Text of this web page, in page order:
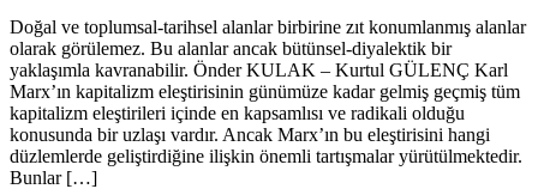
Doğal ve toplumsal-tarihsel alanlar birbirine zıt konumlanmış alanlar
olarak görülemez. Bu alanlar ancak bütünsel-diyalektik bir
yaklaşımla kavranabilir. Önder KULAK – Kurtul GÜLENÇ Karl
Marx’ın kapitalizm eleştirisinin günümüze kadar gelmiş geçmiş tüm
kapitalizm eleştirileri içinde en kapsamlısı ve radikali olduğu
konusunda bir uzlaşı vardır. Ancak Marx’ın bu eleştirisini hangi
düzlemlerde geliştirdiğine ilişkin önemli tartışmalar yürütülmektedir.
Bunlar […]